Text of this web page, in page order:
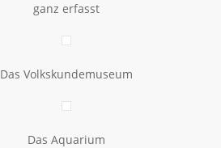
ganz erfasst
Das Volkskundemuseum
Das Aquarium